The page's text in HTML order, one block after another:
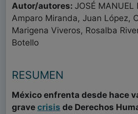
Autor/autores: JOSÉ MANUEL
Amparo Miranda, Juan López,
Marigena Viveros, Rosalba
Botello
RESUMEN
México enfrenta desde hace
grave crisis de Derechos